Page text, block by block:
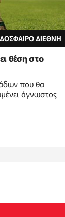
ΔΙΕΘΝΗ
θέση στο
που θα
άγνωστος